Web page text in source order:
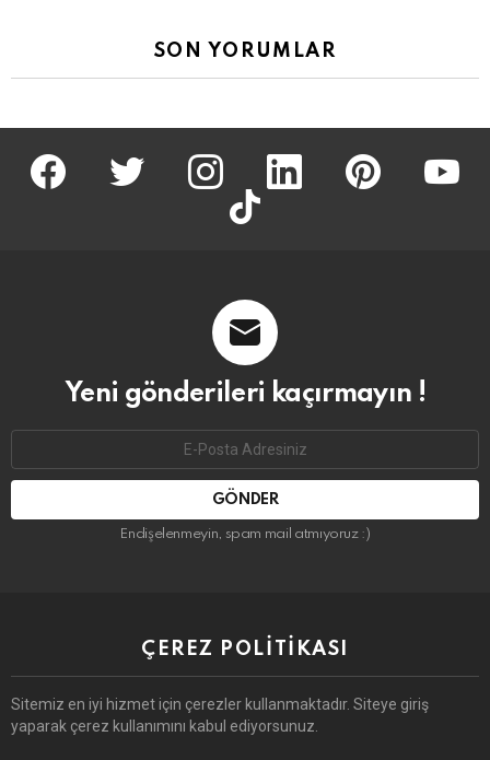
SON YORUMLAR
facebook twitter İnstagram linkedin pinterest
tiktok
Yeni gönderileri kaçırmayın !
Endişelenmeyin, spam mail atmıyoruz :)
ÇEREZ POLITIKASI
Sitemiz en iyi hizmet için çerezler kullanmaktadır. Siteye giriş
yaparak çerez kullanımını kabul ediyorsunuz.